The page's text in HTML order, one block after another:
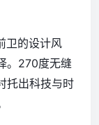
卫的设计风
。270度无缝
托出科技与时